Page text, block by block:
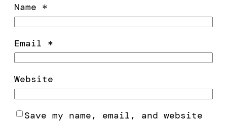
Name *
Email *
Website
Save my name, email, and website